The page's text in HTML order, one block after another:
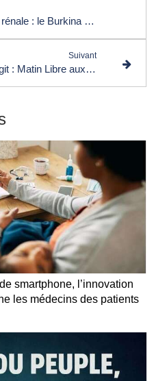
Transplantation rénale : le Burkina Faso entre dans l’ère des soins de haute spécialisation
Suivant
Raconter l’Afrique qui agit : Matin Libre aux côtés de la SAS 2026
smartphone, l’innovation
les médecins des patients